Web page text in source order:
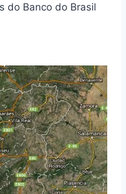
do Banco do Brasil